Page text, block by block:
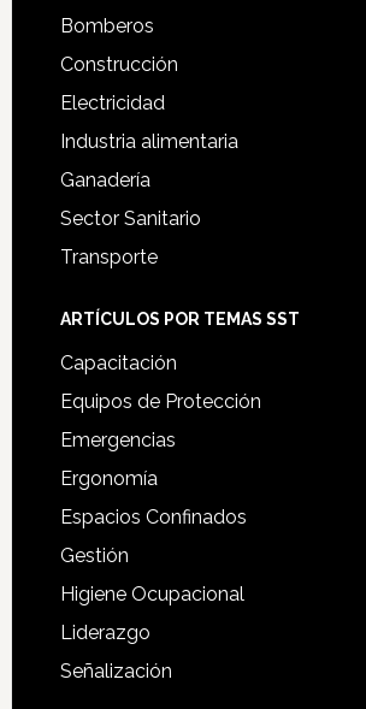
Bomberos
Construcción
Electricidad
Industria alimentaria
Ganadería
Sector Sanitario
Transporte
ARTÍCULOS POR TEMAS SST
Capacitación
Equipos de Protección
Emergencias
Ergonomía
Espacios Confinados
Gestión
Higiene Ocupacional
Liderazgo
Señalización